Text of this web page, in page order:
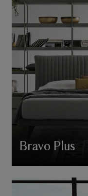
Bravo Plus